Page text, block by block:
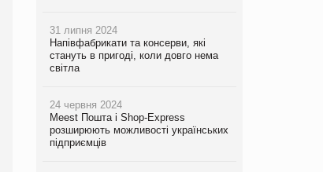
31 липня 2024
Напівфабрикати та консерви, які
стануть в пригоді, коли довго нема
світла
24 червня 2024
Meest Пошта і Shop-Express
розширюють можливості українських
підприємців